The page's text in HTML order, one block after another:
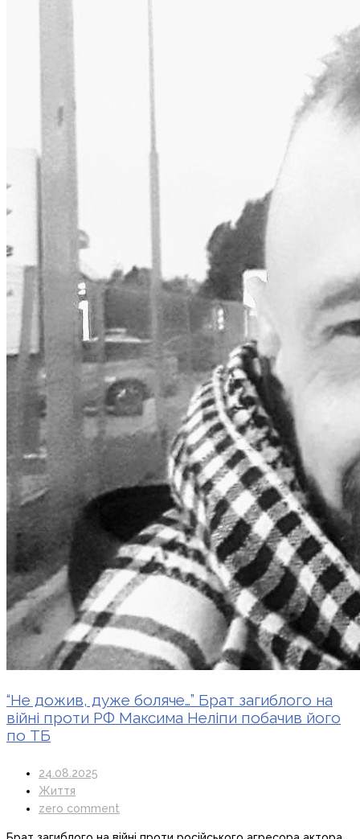
“Не дожив, дуже боляче…” Брат загиблого на
війні проти РФ Максима Неліпи побачив його
по ТБ
24.08.2025
Життя
zero comment